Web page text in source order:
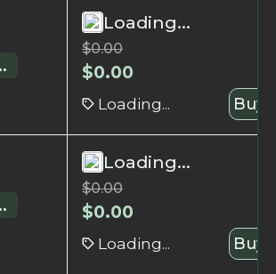
Loading...
$0.00
$0.00
Loading... Buy
Loading...
$0.00
$0.00
Loading... Buy